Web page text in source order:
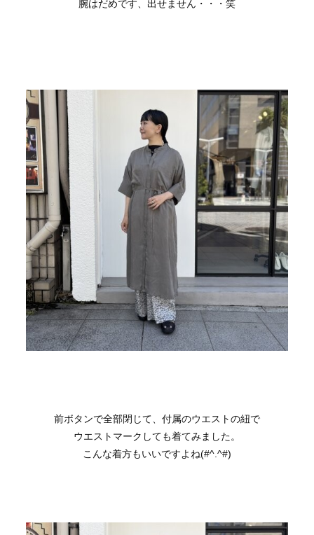
腕はだめです、出せません・・・笑
前ボタンで全部閉じて、付属のウエストの紐で
ウエストマークしても着てみました。
こんな着方もいいですよね(#^.^#)